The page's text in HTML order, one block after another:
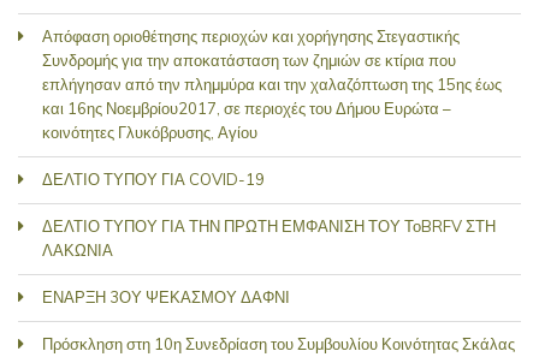
Απόφαση οριοθέτησης περιοχών και χορήγησης Στεγαστικής
Συνδρομής για την αποκατάσταση των ζημιών σε κτίρια που
επλήγησαν από την πλημμύρα και την χαλαζόπτωση της 15ης έως
και 16ης Νοεμβρίου2017, σε περιοχές του Δήμου Ευρώτα –
κοινότητες Γλυκόβρυσης, Αγίου
ΔΕΛΤΙΟ ΤΥΠΟΥ ΓΙΑ COVID-19
ΔΕΛΤΙΟ ΤΥΠΟΥ ΓΙΑ ΤΗΝ ΠΡΩΤΗ ΕΜΦΑΝΙΣΗ ΤΟΥ ΤοBRFV ΣΤΗ
ΛΑΚΩΝΙΑ
ΕΝΑΡΞΗ 3ΟΥ ΨΕΚΑΣΜΟΥ ΔΑΦΝΙ
Πρόσκληση στη 10η Συνεδρίαση του Συμβουλίου Κοινότητας Σκάλας